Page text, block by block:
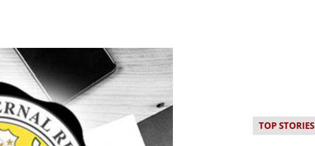
TOP STORIES